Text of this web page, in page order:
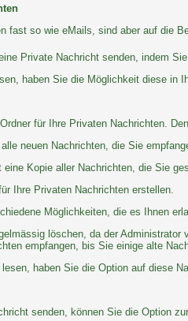
fast so wie eMails, sind aber auf die
Private Nachricht senden, indem
haben Sie die Möglichkeit diese in
für Ihre Privaten Nachrichten.
neuen Nachrichten, die Sie
eine Kopie aller Nachrichten, die Sie
Ihre Privaten Nachrichten erstellen.
Möglichkeiten, die es Ihnen
löschen, da der
empfangen, bis Sie einige alte
haben Sie die Option auf diese
senden, können Sie die Option